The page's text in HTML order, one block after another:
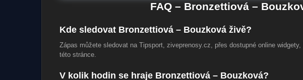
FAQ – Bronzettiová –
Kde sledovat Bronzettiová – Bouzková živě?
Zápas můžete sledovat na Tipsport, ziveprenosy.cz, přes dostupné online
této stránce.
V kolik hodin se hraje Bronzettiová – Bouzková?